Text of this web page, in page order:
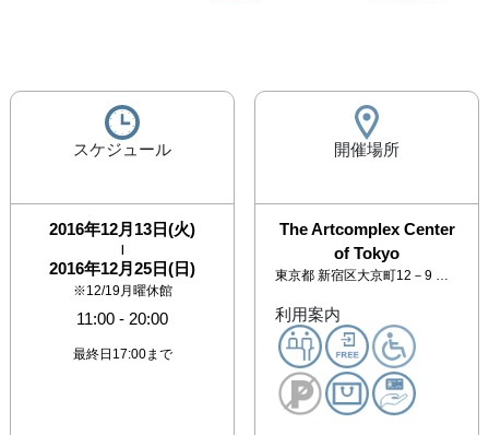
スケジュール
2016年12月13日(火)
|
2016年12月25日(日)
※12/19月曜休館
11:00 - 20:00
最終日17:00まで
開催場所
The Artcomplex Center
of Tokyo
東京都 新宿区大京町12－9 アートコンプレックスセンター 2F
利用案内